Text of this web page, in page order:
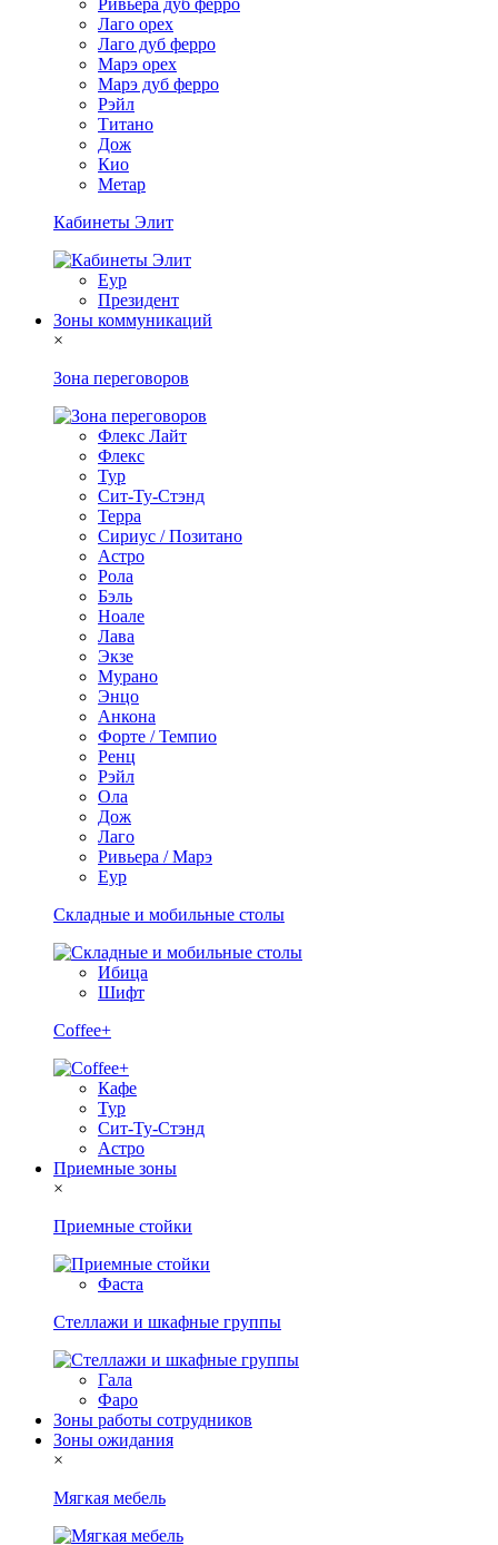
Ривьера дуб ферро
Лаго орех
Лаго дуб ферро
Марэ орех
Марэ дуб ферро
Рэйл
Титано
Дож
Кио
Метар
Кабинеты Элит
Еур
Президент
Зоны коммуникаций
×
Зона переговоров
Флекс Лайт
Флекс
Тур
Сит-Ту-Стэнд
Терра
Сириус / Позитано
Астро
Рола
Бэль
Ноале
Лава
Экзе
Мурано
Энцо
Анкона
Форте / Темпио
Ренц
Рэйл
Ола
Дож
Лаго
Ривьера / Марэ
Еур
Складные и мобильные столы
Ибица
Шифт
Coffee+
Кафе
Тур
Сит-Ту-Стэнд
Астро
Приемные зоны
×
Приемные стойки
Фаста
Стеллажи и шкафные группы
Гала
Фаро
Зоны работы сотрудников
Зоны ожидания
×
Мягкая мебель